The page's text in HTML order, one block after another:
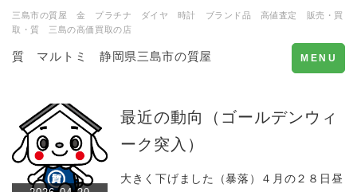
三島市の質屋 金 プラチナ ダイヤ 時計 ブランド品 高値査定 販売・買
取・質 三島の高価買取の店
質 マルトミ 静岡県三島市の質屋
Toggle
navigation
MENU
最近の動向（ゴールデンウィ
ーク突入）
大きく下げました（暴落）４月の２８日昼